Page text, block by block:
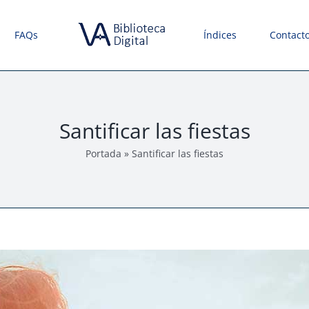
FAQs Índices
Santificar las fiestas
Portada » Santificar las fiestas